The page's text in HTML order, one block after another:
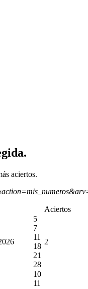
aciertos.
Aciertos
5
7
11
18
21
28
2
10
11